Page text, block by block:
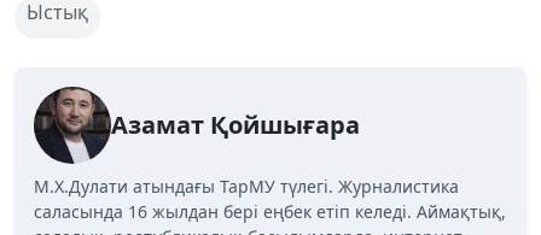
Ыстық
Азамат Қойшығара
М.Х.Дулати атындағы ТарМУ түлегі. Журналистика
саласында 16 жылдан бері еңбек етіп келеді. Аймақтық,